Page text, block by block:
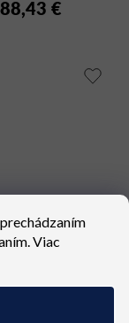
Viac
€
lehota 4 - 8